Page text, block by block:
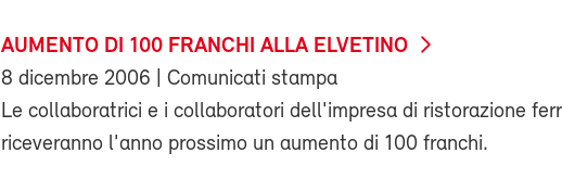
AUMENTO DI 100 FRANCHI ALLA ELVETINO
8 dicembre 2006 | Comunicati stampa
Le collaboratrici e i collaboratori dell'impresa di ristorazione
riceveranno l'anno prossimo un aumento di 100 franchi.